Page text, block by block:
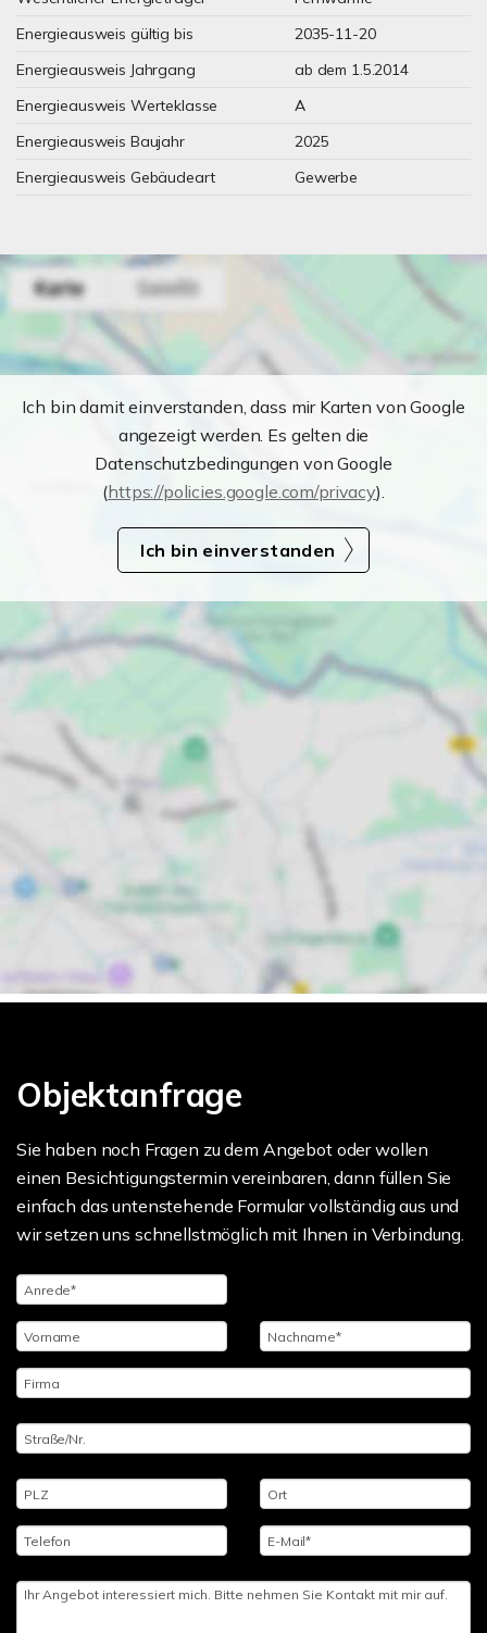
Energieausweis gültig bis
2035-11-20
Energieausweis Jahrgang
ab dem 1.5.2014
Energieausweis Werteklasse
A
Energieausweis Baujahr
2025
Energieausweis Gebäudeart
Gewerbe
Ich bin damit einverstanden, dass mir Karten von Google
angezeigt werden. Es gelten die
Datenschutzbedingungen von Google
(https://policies.google.com/privacy).
Ich bin einverstanden
Objektanfrage
Sie haben noch Fragen zu dem Angebot oder wollen
einen Besichtigungstermin vereinbaren, dann füllen Sie
einfach das untenstehende Formular vollständig aus und
wir setzen uns schnellstmöglich mit Ihnen in Verbindung.